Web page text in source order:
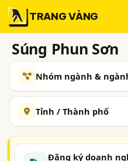
TRANG VÀNG
Súng Phun Sơn
Nhóm ngành &
TAG NGÀNH NGHỀ
Tỉnh / Thành phố
Hà Nội TP. Hồ Chí Minh
Tp. Đà Nẵng
TP. Hải
Đăng ký doanh